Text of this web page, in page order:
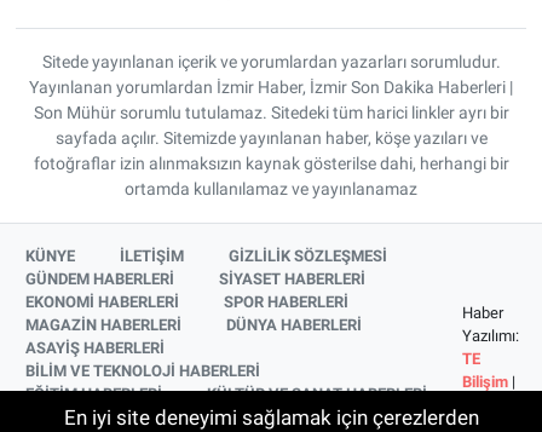
Sitede yayınlanan içerik ve yorumlardan yazarları sorumludur.
Yayınlanan yorumlardan İzmir Haber, İzmir Son Dakika Haberleri |
Son Mühür sorumlu tutulamaz. Sitedeki tüm harici linkler ayrı bir
sayfada açılır. Sitemizde yayınlanan haber, köşe yazıları ve
fotoğraflar izin alınmaksızın kaynak gösterilse dahi, herhangi bir
ortamda kullanılamaz ve yayınlanamaz
KÜNYE İLETİŞİM
GİZLİLİK SÖZLEŞMESİ
GÜNDEM HABERLERİ
SİYASET HABERLERİ
EKONOMİ HABERLERİ
SPOR HABERLERİ
MAGAZİN HABERLERİ
DÜNYA HABERLERİ
ASAYİŞ HABERLERİ
BİLİM VE TEKNOLOJİ HABERLERİ
EĞİTİM HABERLERİ
KÜLTÜR VE SANAT HABERLERİ
SAĞLIK HABERLERİ
YAŞAM HABERLERİ
Haber
Yazılımı:
TE
Bilişim |
© 2026
En iyi site deneyimi sağlamak için çerezlerden